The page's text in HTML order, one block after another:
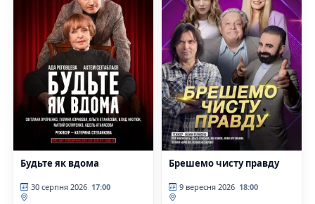
Будьте як вдома
30 серпня 2026 17:00
Брешемо чисту правду
9 вересня 2026 18:00